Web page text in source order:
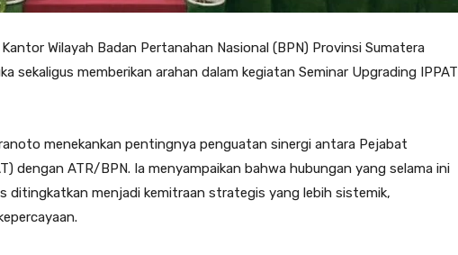
Wilayah Badan Pertanahan Nasional (BPN) Provinsi Sumatera
sekaligus memberikan arahan dalam kegiatan Seminar Upgrading IPPAT
menekankan pentingnya penguatan sinergi antara Pejabat
dengan ATR/BPN. Ia menyampaikan bahwa hubungan yang selama ini
menjadi kemitraan strategis yang lebih sistemik,